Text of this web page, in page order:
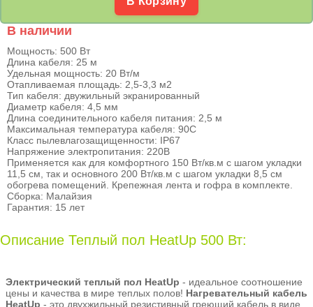
В наличии
Мощность: 500 Вт
Длина кабеля: 25 м
Удельная мощность: 20 Вт/м
Отапливаемая площадь: 2,5-3,3 м2
Тип кабеля: двужильный экранированный
Диаметр кабеля: 4,5 мм
Длина соединительного кабеля питания: 2,5 м
Максимальная температура кабеля: 90С
Класс пылевлагозащищенности: IP67
Напряжение электропитания: 220В
Применяется как для комфортного 150 Вт/кв.м с шагом укладки
11,5 см, так и основного 200 Вт/кв.м с шагом укладки 8,5 см
обогрева помещений. Крепежная лента и гофра в комплекте.
Сборка: Малайзия
Гарантия: 15 лет
Описание Теплый пол HeatUp 500 Вт:
Электрический теплый пол HeatUp - идеальное соотношение
цены и качества в мире теплых полов! Нагревательный кабель
HeatUp - это двухжильный резистивный греющий кабель в виде